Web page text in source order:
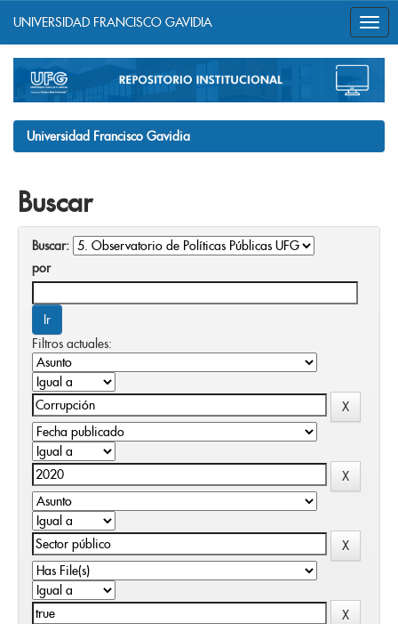
navigation
UNIVERSIDAD FRANCISCO GAVIDIA
Universidad Francisco Gavidia
Buscar
Buscar:
por
Filtros actuales: